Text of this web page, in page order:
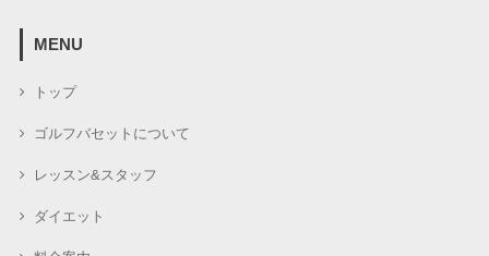
MENU
トップ
ゴルフバセットについて
レッスン&スタッフ
ダイエット